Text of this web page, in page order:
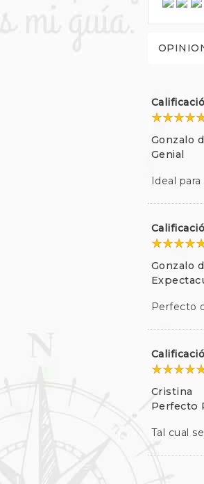
Gonzalo
Genial
Ideal
Gonzalo
Perfecto
Cristina
Perfecto
Tal cual